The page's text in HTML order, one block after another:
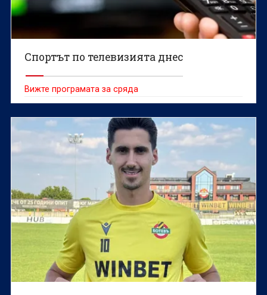
Спортът по телевизията днес
Вижте програмата за сряда